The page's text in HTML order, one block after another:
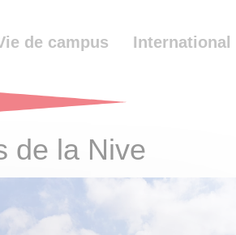
de campus International
de la Nive